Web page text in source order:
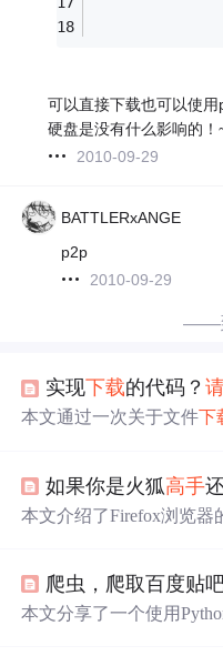
可以直接下载也可以使
硬盘是没有什么影响的！
2010-09-29
BATTLERxANGE
p2p
2010-09-29
——
实现下载的代码？
本文通过一次关于文件下
文件名。
如果你是火狐高手
本文介绍了Firefox浏览器
息。爬虫，爬取百度贴
本文分享了一个使用